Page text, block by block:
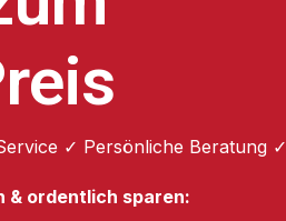
✓ Persönliche Beratung ✓
ordentlich sparen: